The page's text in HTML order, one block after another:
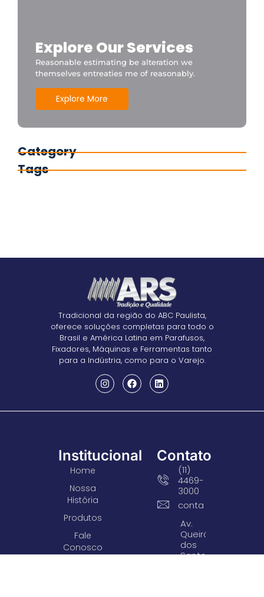
Explore Our Services
Reasonable estimating be alteration we
themselves entreaties me of reasonably.
Explore More
Category
Tags
Tradicional da região do ABC Paulista,
oferece soluções completas para todo o
Brasil e América Latina em Parafusos,
Fixadores, Máquinas e Ferramentas tanto
para a Indústria, como para o Varejo.
Institucional
Home
Nossa
História
Produtos
Fale
Conosco
Contato
(11)
4469-
3000
Av.
Queirós
dos
Santos,